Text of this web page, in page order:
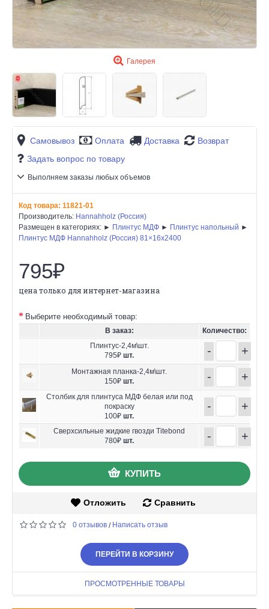
Галерея
Самовывоз Оплата Доставка
Возврат
Задать вопрос по товару
Выполняем заказы любых объемов
Код товара: 11821-01
Производитель: Hannahholz (Россия)
Размещен в категориях: ► Плинтус МДФ ► Плинтус напольный ►
Плинтус МДФ Hannahholz (Россия) 81×16x2400
795₽
цена только для интернет-магазина
Выберите необходимый товар:
В заказ:
Количество:
Плинтус-2,4м\шт.
795₽ шт. - +
Монтажная планка-2,4м\шт.
150₽ шт. - +
Столбик для плинтуса МДФ белая или под
покраску
100₽ шт.
- +
Сверхсильные жидкие гвозди Titebond
780₽ шт. - +
КУПИТЬ
Отложить Сравнить
0 отзывов / Написать отзыв
ПЕРЕЙТИ В КОРЗИНУ
ПРОСМОТРЕННЫЕ ТОВАРЫ